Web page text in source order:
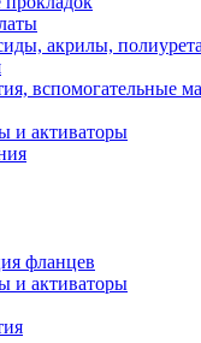
акрилы,
вспомогательные
и активаторы
фланцев
и активаторы